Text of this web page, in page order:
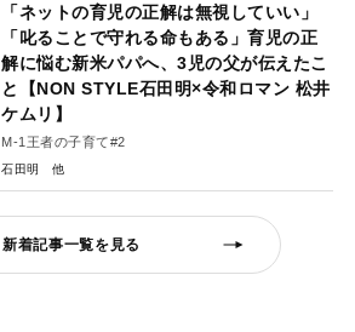
「ネットの育児の正解は無視していい」
「叱ることで守れる命もある」育児の正
解に悩む新米パパへ、3児の父が伝えたこ
と【NON STYLE石田明×令和ロマン 松井
ケムリ】
M-1王者の子育て#2
石田明
新着記事一覧を見る